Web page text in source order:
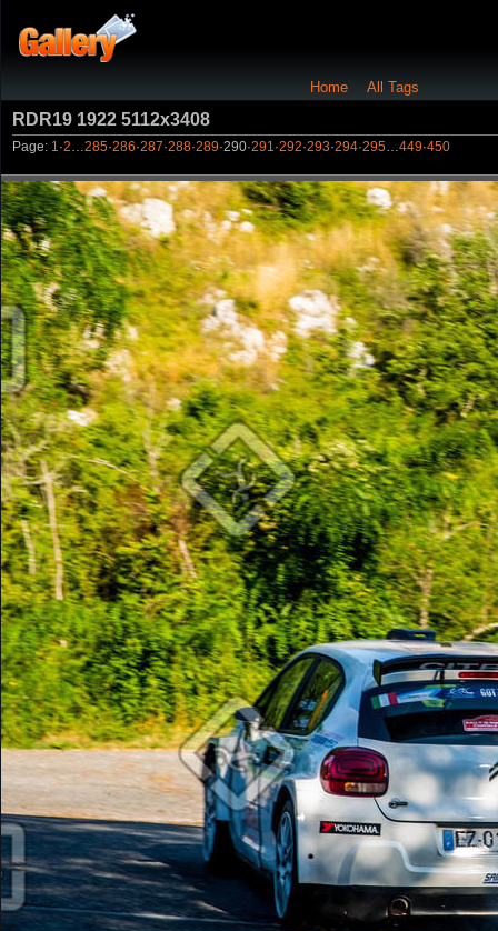
Home All Tags
RDR19 1922 5112x3408
Page: 1 ·2 285·286·287·288·289·290·291 ·292·293·294·295 449·450